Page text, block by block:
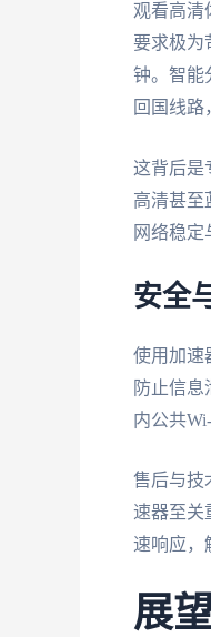
观看高清
要求极为
钟。智能
回国线路
这背后是
高清甚至
网络稳定
安全
使用加速
防止信
内公共
售后与技
速器至关
速响应，
展